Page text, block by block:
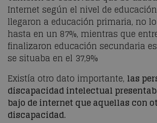
Internet según el nivel de
llegaron a educación primaria, no
hasta en un 87%, mientras que
finalizaron educación secundaria
se situaba en el 37,9%
Existía otro dato importante, las
discapacidad intelectual
bajo de internet que aquellas con
discapacidad.